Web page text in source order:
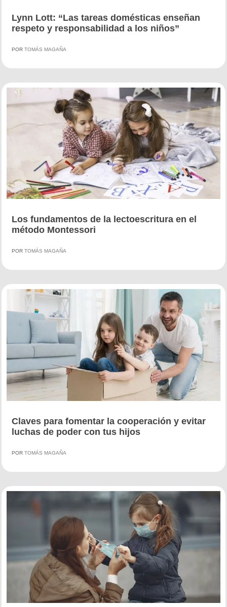
Lynn Lott: “Las tareas domésticas enseñan
respeto y responsabilidad a los niños”
POR TOMÁS MAGAÑA
Los fundamentos de la lectoescritura en el
método Montessori
POR TOMÁS MAGAÑA
Claves para fomentar la cooperación y evitar
luchas de poder con tus hijos
POR TOMÁS MAGAÑA